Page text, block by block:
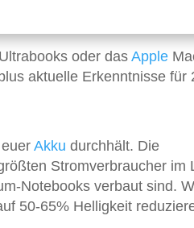
oder das Apple
aktuelle Erkenntnisse für
Akku durchhält. Die
Stromverbraucher im
Notebooks verbaut sind.
50-65% Helligkeit